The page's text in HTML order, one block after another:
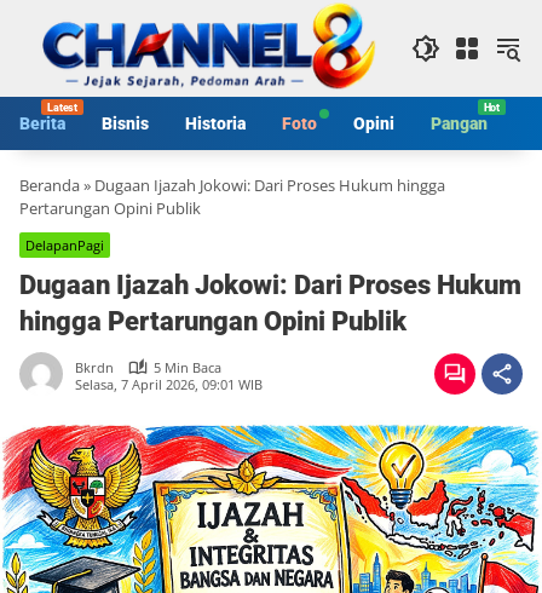
konten
Berita Bisnis Historia Foto Opini Pangan
Beranda» Dugaan Ijazah Jokowi: Dari Proses Hukum hingga
Pertarungan Opini Publik
DelapanPagi
Dugaan Ijazah Jokowi: Dari Proses Hukum
hingga Pertarungan Opini Publik
Bkrdn
5 Min Baca
Selasa, 7 April 2026, 09:01 WIB